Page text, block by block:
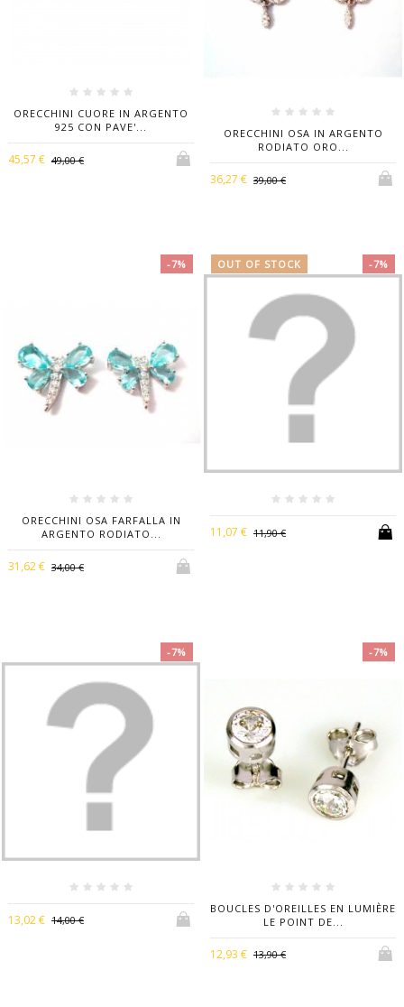
ORECCHINI CUORE IN ARGENTO
925 CON PAVE'...
45,57 € 49,00 €
ORECCHINI OSA IN ARGENTO
RODIATO ORO...
36,27 € 39,00 €
-7%
ORECCHINI OSA FARFALLA IN
ARGENTO RODIATO...
31,62 € 34,00 €
OUT OF STOCK -7%
11,07 € 11,90 €
-7%
13,02 € 14,00 €
-7%
BOUCLES D'OREILLES EN LUMIÈRE
LE POINT DE...
12,93 € 13,90 €